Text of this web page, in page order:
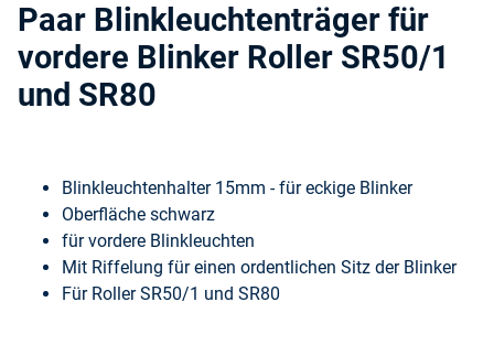
Paar Blinkleuchtenträger für
vordere Blinker Roller SR50/1
und SR80
Blinkleuchtenhalter 15mm - für eckige Blinker
Oberfläche schwarz
für vordere Blinkleuchten
Mit Riffelung für einen ordentlichen Sitz der Blinker
Für Roller SR50/1 und SR80